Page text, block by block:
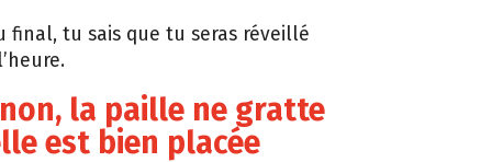
final, tu sais que tu seras réveillé
la paille ne gratte
est bien placée